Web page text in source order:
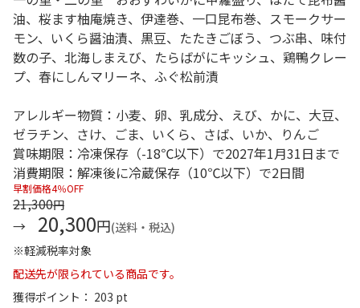
油、桜ます柚庵焼き、伊達巻、一口昆布巻、スモークサー
モン、いくら醤油漬、黒豆、たたきごぼう、つぶ串、味付
数の子、北海しまえび、たらばがにキッシュ、鶏鴨クレー
プ、春にしんマリーネ、ふぐ松前漬
アレルギー物質：小麦、卵、乳成分、えび、かに、大豆、
ゼラチン、さけ、ごま、いくら、さば、いか、りんご
賞味期限：冷凍保存（-18℃以下）で2027年1月31日まで
消費期限：解凍後に冷蔵保存（10℃以下）で2日間
早割価格4％OFF
21,300円
20,300円(送料・税込)
※軽減税率対象
配送先が限られている商品です。
獲得ポイント： 203 pt